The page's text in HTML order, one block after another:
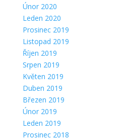
Únor 2020
Leden 2020
Prosinec 2019
Listopad 2019
Říjen 2019
Srpen 2019
Květen 2019
Duben 2019
Březen 2019
Únor 2019
Leden 2019
Prosinec 2018